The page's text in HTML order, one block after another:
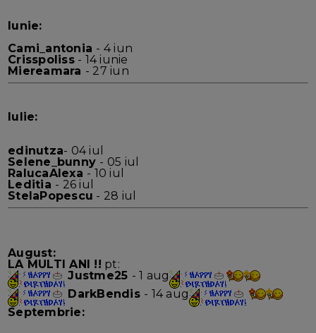
Iunie:
Cami_antonia - 4 iun
Crisspoliss- 14 iunie
Miereamara - 27 iun
Iulie:
edinutza- 04 iul
Selene_bunny - 05 iul
RalucaAlexa - 10 iul
Leditia - 26 iul
StelaPopescu - 28 iul
August:
LA MULTI ANI !! pt:
Justme25 - 1 aug
DarkBendis - 14 aug
Septembrie: